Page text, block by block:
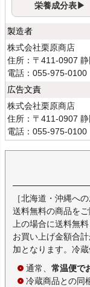
栄養成分表▶
製造者
株式会社栗原商店
住所：〒411-0907
電話：055-975-0100
広告文責
株式会社栗原商店
住所：〒411-0907
電話：055-975-0100
［北海道・沖縄への
送料無料の商品を
上の場合に送料無
お買い上げ金額合
加となります。冷
通常、 常温便で
冷蔵商品との同